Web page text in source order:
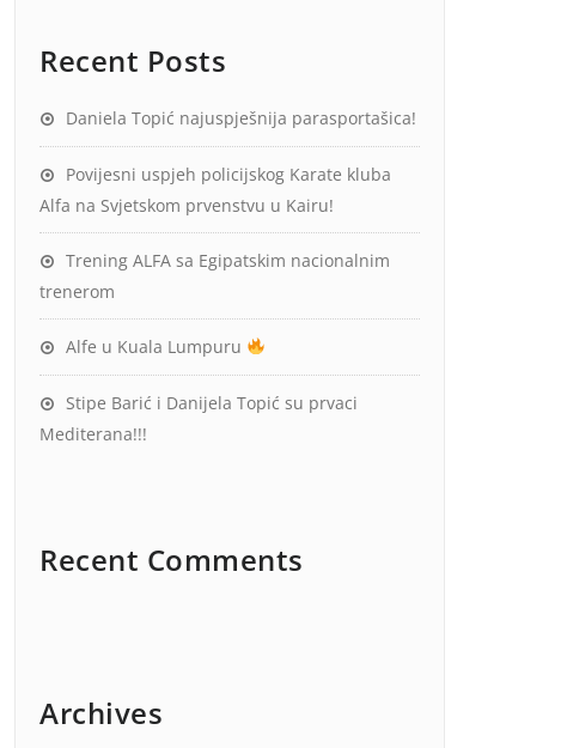
Recent Posts
Daniela Topić najuspješnija parasportašica!
Povijesni uspjeh policijskog Karate kluba
Alfa na Svjetskom prvenstvu u Kairu!
Trening ALFA sa Egipatskim nacionalnim
trenerom
Alfe u Kuala Lumpuru
Stipe Barić i Danijela Topić su prvaci
Mediterana!!!
Recent Comments
Archives